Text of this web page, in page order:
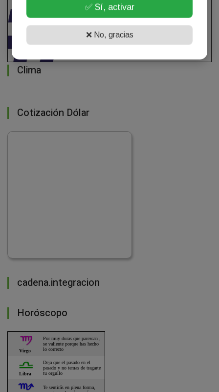
Clima
Cotización Dólar
cadena.integracion
Horóscopo
✅ Sí, activar
❌ No, gracias